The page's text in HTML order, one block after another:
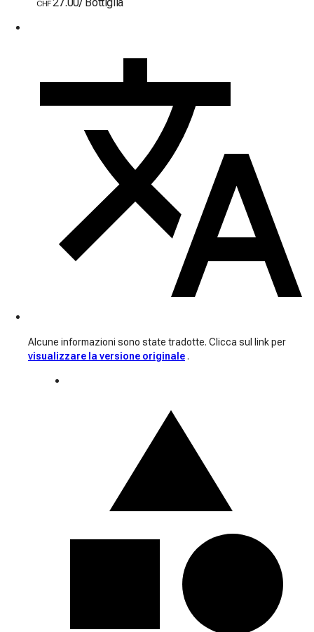
CHF
Alcune informazioni sono state tradotte. Clicca sul link per
visualizzare la versione originale .